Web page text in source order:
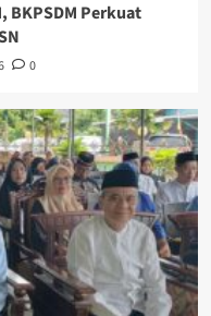
BKPSDM Perkuat
0